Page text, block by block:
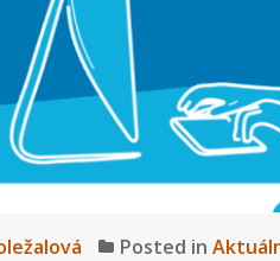
Posted in